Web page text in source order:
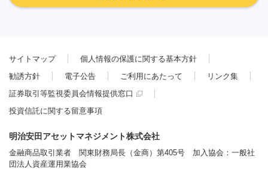
サイトマップ
個人情報の保護に関する基本方針
勧誘方針
電子公告 ご利用にあたって
リンク集
証券取引等監視委員会情報提供窓口
投資信託に関する留意事項
明治安田アセットマネジメント株式会社
金融商品取引業者 関東財務局長（金商）第405号 加入協会：一般社
団法人資産運用業協会